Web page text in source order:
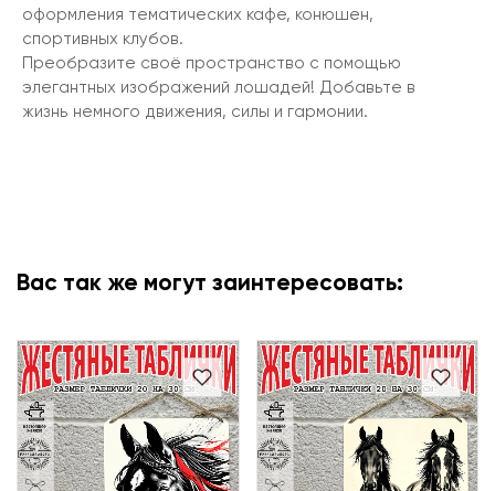
оформления тематических кафе, конюшен,
спортивных клубов.
Преобразите своё пространство с помощью
элегантных изображений лошадей! Добавьте в
жизнь немного движения, силы и гармонии.
Вас так же могут заинтересовать: